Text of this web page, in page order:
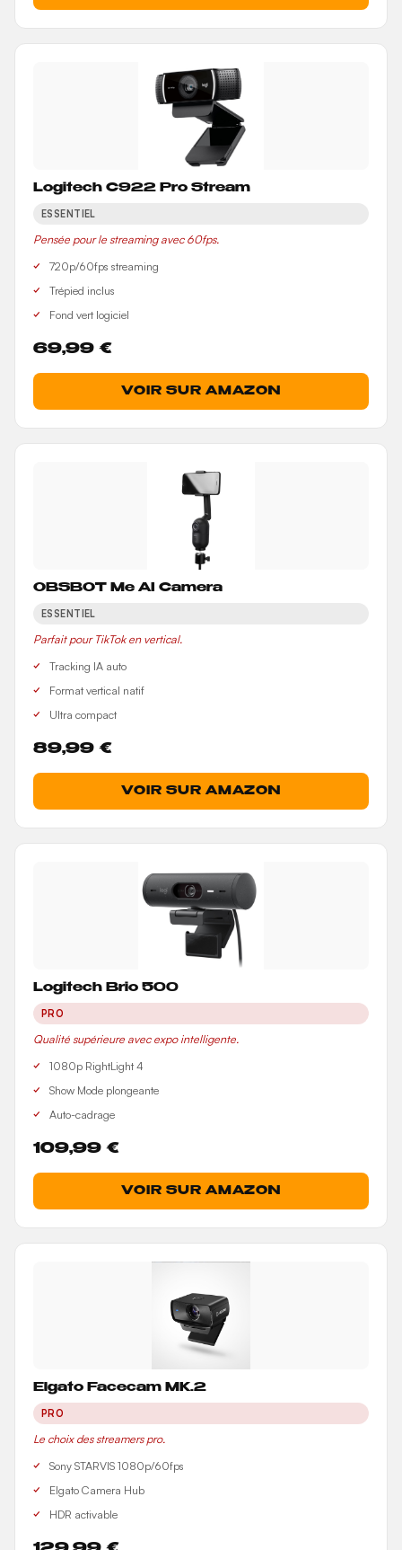
Logitech C922 Pro Stream
ESSENTIEL
Pensée pour le streaming avec 60fps.
720p/60fps streaming
Trépied inclus
Fond vert logiciel
69,99 €
VOIR SUR AMAZON
OBSBOT Me AI Camera
ESSENTIEL
Parfait pour TikTok en vertical.
Tracking IA auto
Format vertical natif
Ultra compact
89,99 €
VOIR SUR AMAZON
Logitech Brio 500
PRO
Qualité supérieure avec expo intelligente.
1080p RightLight 4
Show Mode plongeante
Auto-cadrage
109,99 €
VOIR SUR AMAZON
Elgato Facecam MK.2
PRO
Le choix des streamers pro.
Sony STARVIS 1080p/60fps
Elgato Camera Hub
HDR activable